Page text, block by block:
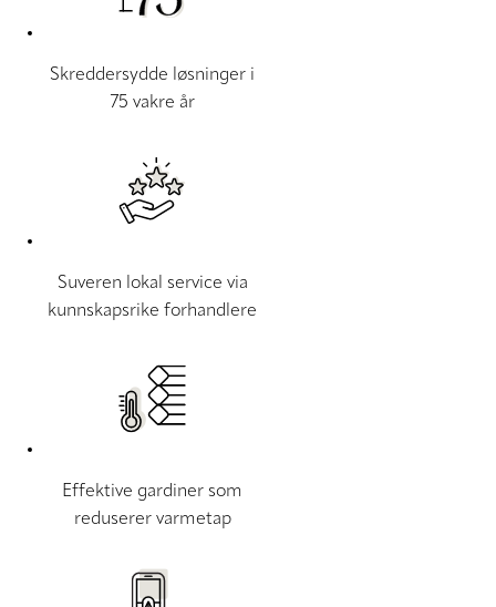
Skreddersydde løsninger i
75 vakre år
Suveren lokal service via
kunnskapsrike forhandlere
Effektive gardiner som
reduserer varmetap